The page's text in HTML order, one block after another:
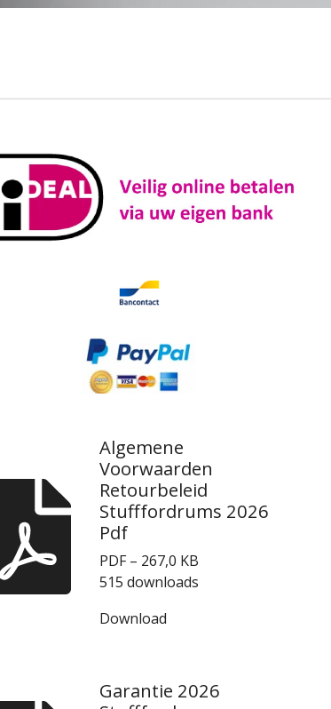
Algemene
Voorwaarden
Retourbeleid
Stufffordrums 2026
Pdf
PDF – 267,0 KB
515 downloads
Download
Garantie 2026